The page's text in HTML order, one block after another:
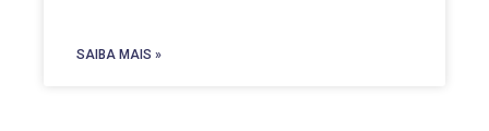
SAIBA MAIS »